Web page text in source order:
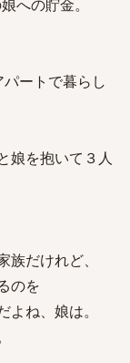
への貯金。
ートで暮らし
娘を抱いて３人
だけれど、
のを
ね、娘は。